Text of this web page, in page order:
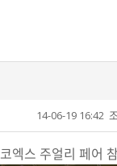
14-06-19 16:42
엑스 주얼리 페어